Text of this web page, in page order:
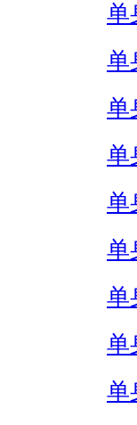
单
单
单
单
单
单
单
单
单